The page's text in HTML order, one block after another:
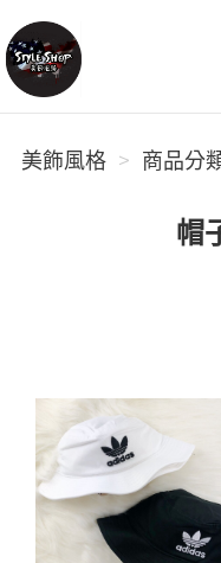
美飾風格
美飾風格 商品分
帽